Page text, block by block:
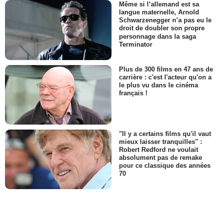
Même si l’allemand est sa
langue maternelle, Arnold
Schwarzenegger n’a pas eu le
droit de doubler son propre
personnage dans la saga
Terminator
Plus de 300 films en 47 ans de
carrière : c'est l'acteur qu'on a
le plus vu dans le cinéma
français !
"Il y a certains films qu'il vaut
mieux laisser tranquilles" :
Robert Redford ne voulait
absolument pas de remake
pour ce classique des années
70